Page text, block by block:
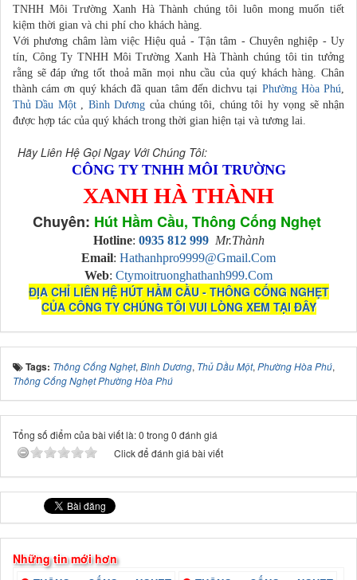
TNHH Môi Trường Xanh Hà Thành chúng tôi luôn mong muốn tiết
kiệm thời gian và chi phí cho khách hàng.
Với phương châm làm việc Hiệu quả - Tận tâm - Chuyên nghiệp - Uy
tín, Công Ty TNHH Môi Trường Xanh Hà Thành chúng tôi tin tưởng
rằng sẽ đáp ứng tốt thoả mãn mọi nhu cầu của quý khách hàng. Chân
thành cám ơn quý khách đã quan tâm đến dichvu tại Phường Hòa Phú,
Thủ Dầu Một, Bình Dương của chúng tôi, chúng tôi hy vọng sẽ nhận
được hợp tác của quý khách trong thời gian hiện tại và tương lai.
Hãy Liên Hệ Gọi Ngay Với Chúng Tôi:
CÔNG TY TNHH MÔI TRƯỜNG
XANH HÀ THÀNH
Chuyên: Hút Hầm Cầu, Thông Cống Nghẹt
Hotline: 0935 812 999 Mr.Thành
Email: Hathanhpro9999@gmail.com
Web: Ctymoitruonghathanh999.com
ĐỊA CHỈ LIÊN HỆ HÚT HẦM CẦU - THÔNG CỐNG NGHẸT
CỦA CÔNG TY CHÚNG TÔI VUI LÒNG XEM TẠI ĐÂY
Tags: Thông Cống Nghẹt, Bình Dương, Thủ Dầu Một, Phường Hòa Phú,
Thông Cống Nghẹt Phường Hòa Phú
Tổng số điểm của bài viết là: 0 trong 0 đánh giá
Click để đánh giá bài viết
Những tin mới hơn